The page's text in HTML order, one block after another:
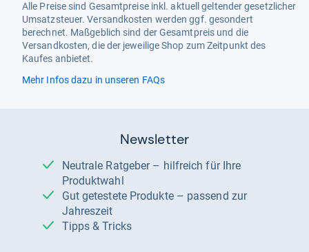
Alle Preise sind Gesamtpreise inkl. aktuell geltender gesetzlicher
Umsatzsteuer. Versandkosten werden ggf. gesondert
berechnet. Maßgeblich sind der Gesamtpreis und die
Versandkosten, die der jeweilige Shop zum Zeitpunkt des
Kaufes anbietet.
Mehr Infos dazu in unseren FAQs
Newsletter
Neutrale Ratgeber – hilfreich für Ihre
Produktwahl
Gut getestete Produkte – passend zur
Jahreszeit
Tipps & Tricks